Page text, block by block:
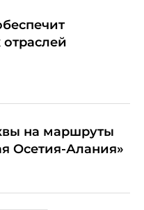
на маршруты
Осетия-Алания»